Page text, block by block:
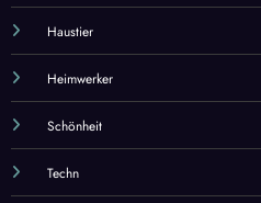
Haustier
Heimwerker
Schönheit
Techn